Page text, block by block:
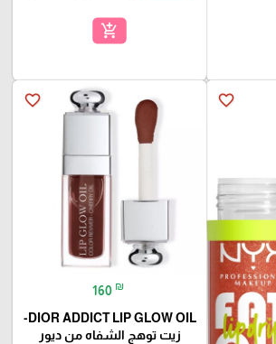
add_shopping_cart
favorite_border
favorite_border
160 ₪
DIOR ADDICT LIP GLOW OIL-
زيت توهج الشفاه من ديور